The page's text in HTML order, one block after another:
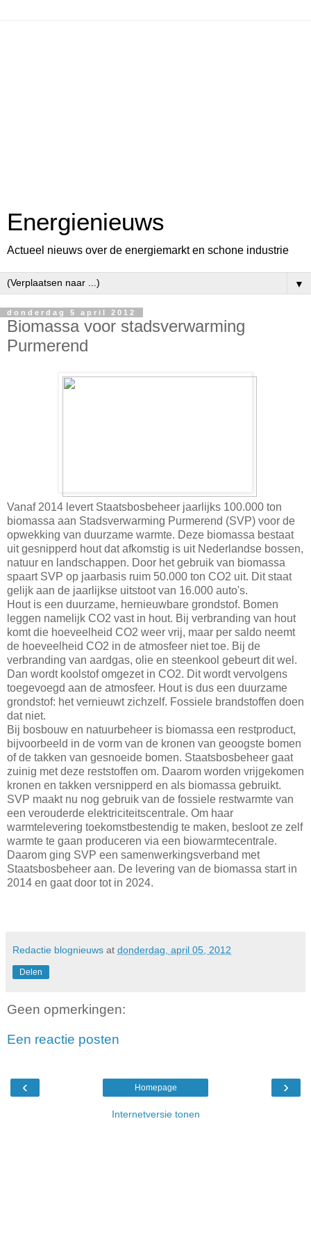
Energienieuws
Actueel nieuws over de energiemarkt en schone industrie
▼
donderdag 5 april 2012
Biomassa voor stadsverwarming
Purmerend
Vanaf 2014 levert Staatsbosbeheer jaarlijks 100.000 ton
biomassa aan Stadsverwarming Purmerend (SVP) voor de
opwekking van duurzame warmte. Deze biomassa bestaat
uit gesnipperd hout dat afkomstig is uit Nederlandse bossen,
natuur en landschappen. Door het gebruik van biomassa
spaart SVP op jaarbasis ruim 50.000 ton CO2 uit. Dit staat
gelijk aan de jaarlijkse uitstoot van 16.000 auto's.
Hout is een duurzame, hernieuwbare grondstof. Bomen
leggen namelijk CO2 vast in hout. Bij verbranding van hout
komt die hoeveelheid CO2 weer vrij, maar per saldo neemt
de hoeveelheid CO2 in de atmosfeer niet toe. Bij de
verbranding van aardgas, olie en steenkool gebeurt dit wel.
Dan wordt koolstof omgezet in CO2. Dit wordt vervolgens
toegevoegd aan de atmosfeer. Hout is dus een duurzame
grondstof: het vernieuwt zichzelf. Fossiele brandstoffen doen
dat niet.
Bij bosbouw en natuurbeheer is biomassa een restproduct,
bijvoorbeeld in de vorm van de kronen van geoogste bomen
of de takken van gesnoeide bomen. Staatsbosbeheer gaat
zuinig met deze reststoffen om. Daarom worden vrijgekomen
kronen en takken versnipperd en als biomassa gebruikt.
SVP maakt nu nog gebruik van de fossiele restwarmte van
een verouderde elektriciteitscentrale. Om haar
warmtelevering toekomstbestendig te maken, besloot ze zelf
warmte te gaan produceren via een biowarmtecentrale.
Daarom ging SVP een samenwerkingsverband met
Staatsbosbeheer aan. De levering van de biomassa start in
2014 en gaat door tot in 2024.
Redactie blognieuws at donderdag, april 05, 2012
Delen
Geen opmerkingen:
Een reactie posten
‹ ›
Homepage
Internetversie tonen